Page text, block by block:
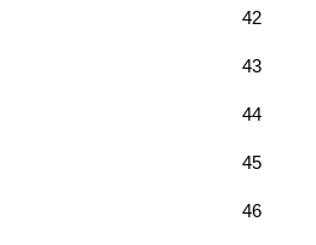
42
43
44
45
46